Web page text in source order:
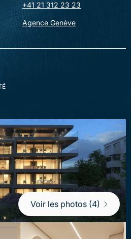
Voir les photos (4)
Urbain
Certifié Minergie
ouverte avec ilot de
Lac
souterrain
WC séparés, Salle de bain
+41 21 312 23 23
Agence Genève